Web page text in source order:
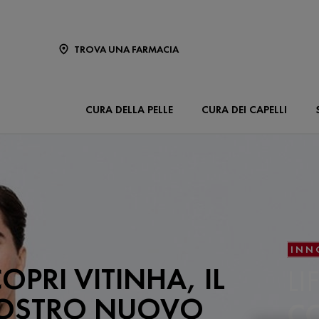
TROVA UNA FARMACIA
CURA DELLA PELLE CURA DEI CAPELLI
VITINHA, IL
NUOVO